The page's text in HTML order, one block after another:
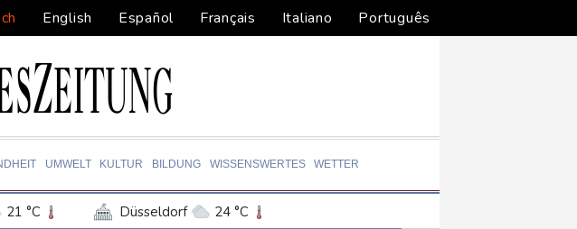
English Español Français Italiano Português
UMWELT KULTUR BILDUNG WISSENSWERTES WETTER
21 °C Düsseldorf
24 °C